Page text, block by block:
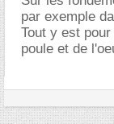
par exemple
Tout y est
poule et de